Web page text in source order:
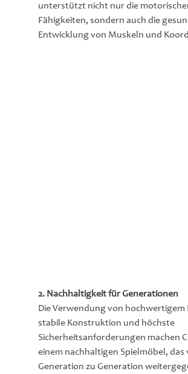
unterstützt nicht nur die
Fähigkeiten, sondern auch die
Entwicklung von Muskeln und
2. Nachhaltigkeit für Generationen
Die Verwendung von hochwertigem
stabile Konstruktion und höchste
Sicherheitsanforderungen machen
einem nachhaltigen Spielmöbel, das
Generation zu Generation